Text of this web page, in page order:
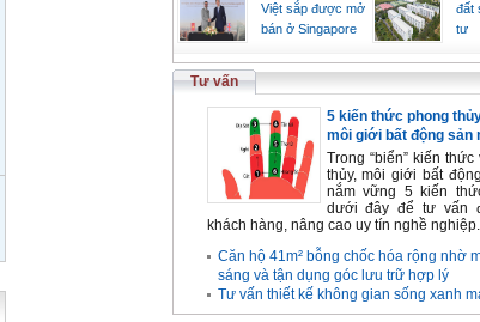
Việt sắp được mở
bán ở Singapore
đất
tư
Tư vấn
5 kiến thức phong
môi giới bất động sản
Trong “biển” kiến thức
thủy, môi giới bất
nắm vững 5 kiến
dưới đây để tư vấn
khách hàng, nâng cao uy tín nghề nghiệp.
Căn hộ 41m² bỗng chốc hóa rộng nhờ
sáng và tận dụng góc lưu trữ hợp lý
Tư vấn thiết kế không gian sống xanh